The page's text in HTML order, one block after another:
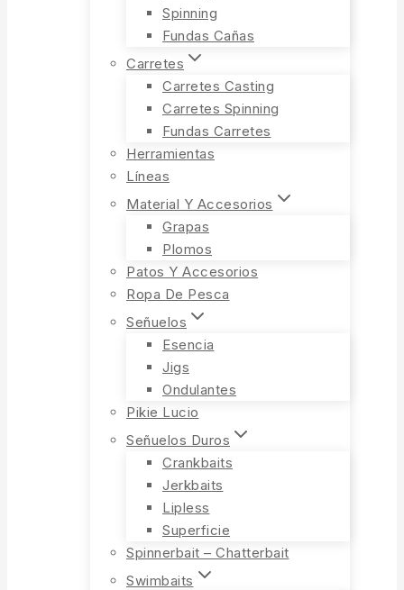
Spinning
Fundas Cañas
Carretes
Carretes Casting
Carretes Spinning
Fundas Carretes
Herramientas
Líneas
Material Y Accesorios
Grapas
Plomos
Patos Y Accesorios
Ropa De Pesca
Señuelos
Esencia
Jigs
Ondulantes
Pikie Lucio
Señuelos Duros
Crankbaits
Jerkbaits
Lipless
Superficie
Spinnerbait – Chatterbait
Swimbaits